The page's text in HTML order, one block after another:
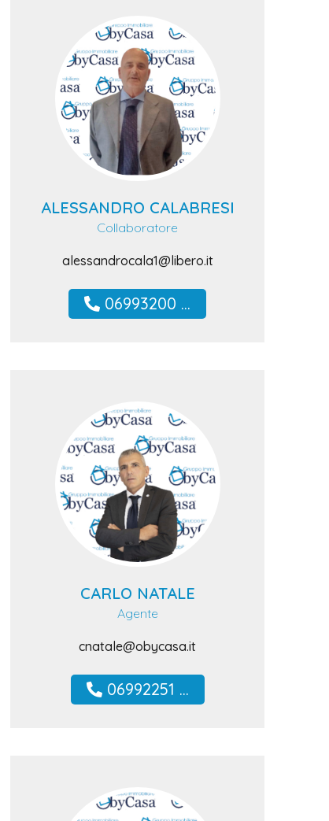
ALESSANDRO CALABRESI
Collaboratore
alessandrocala1@libero.it
06993200 ...
CARLO NATALE
Agente
cnatale@obycasa.it
06992251 ...